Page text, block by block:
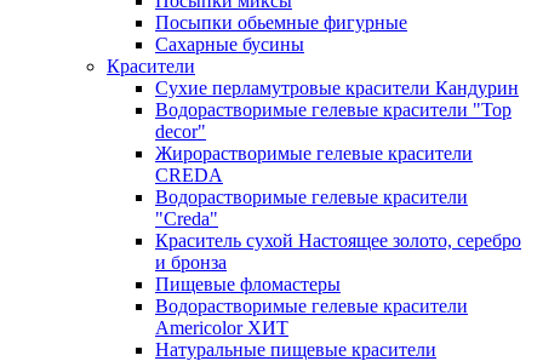
Посыпки обьемные фигурные
Сахарные бусины
Красители
Сухие перламутровые красители Кандурин
Водорастворимые гелевые красители "Top
decor"
Жирорастворимые гелевые красители
CREDA
Водорастворимые гелевые красители
"Creda"
Краситель сухой Настоящее золото, серебро
и бронза
Пищевые фломастеры
Водорастворимые гелевые красители
Americolor ХИТ
Натуральные пищевые красители